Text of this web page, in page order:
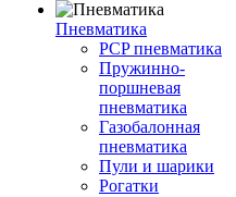
Пневматика
PCP пневматика
Пружинно-
поршневая
пневматика
Газобалонная
пневматика
Пули и шарики
Рогатки